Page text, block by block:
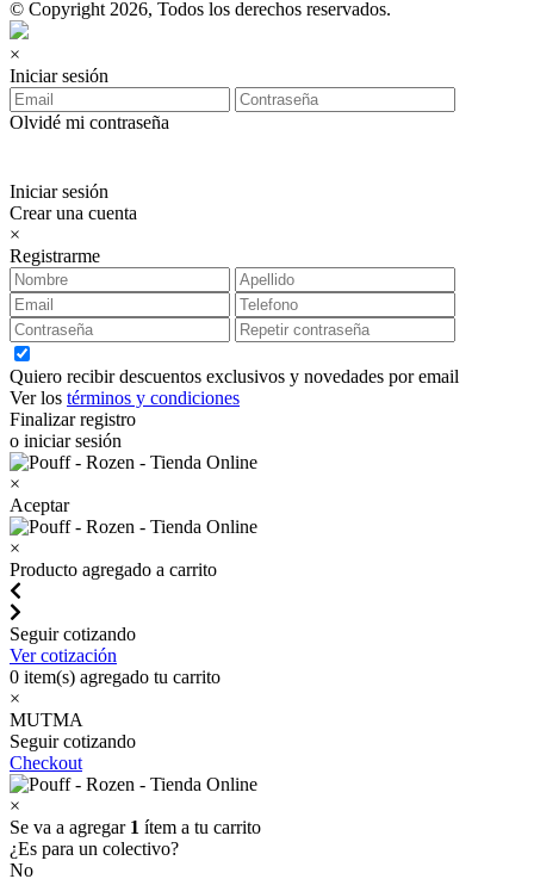
© Copyright 2026, Todos los derechos reservados.
×
Iniciar sesión
Olvidé mi contraseña
Iniciar sesión
Crear una cuenta
×
Registrarme
Quiero recibir descuentos exclusivos y novedades por email
Ver los términos y condiciones
Finalizar registro
o iniciar sesión
×
Aceptar
×
Producto agregado a carrito
Seguir cotizando
Ver cotización
0 item(s) agregado tu carrito
×
MUTMA
Seguir cotizando
Checkout
×
Se va a agregar 1 ítem a tu carrito
¿Es para un colectivo?
No